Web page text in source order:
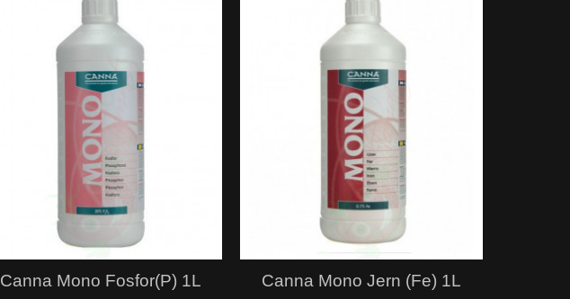
Hurtigvisning
Canna Mono Fosfor(P) 1L Hurtigvisning
Canna Mono Jern (Fe) 1L